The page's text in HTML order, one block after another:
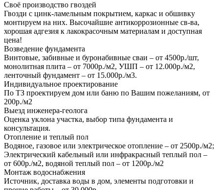
Своё производство гвоздей
Гвозди с цинк-ламельным покрытием, каркас и обшивку
монтируем на них. Высочайшие антикоррозионные св-ва,
хорошая адгезия к лакокрасочным материалам и доступная
цена!
Возведение фундамента
Винтовые, забивные и буронабивные сваи – от 4500р./шт,
монолитная плита – от 7000р./м2, УШП – от 12.000р./м2,
ленточный фундамент – от 15.000р./м3.
Индивидуальное проектирование
По ТЗ проектируем дом или баню по Вашим пожеланиям, от
200р./м2
Выезд инженера-геолога
Оценка уклона участка, выбор типа фундамента и
консультация.
Отопление и теплый пол
Водяное, газовое или электрическое отопление – от 2500р./м2;
Электрический кабельный или инфракрасный теплый пол –
от 600р./м2, водяной теплый пол – от 1200р./м2
Монтаж водоснабжения
Источник, доставка воды в дом, элементы подготовки и